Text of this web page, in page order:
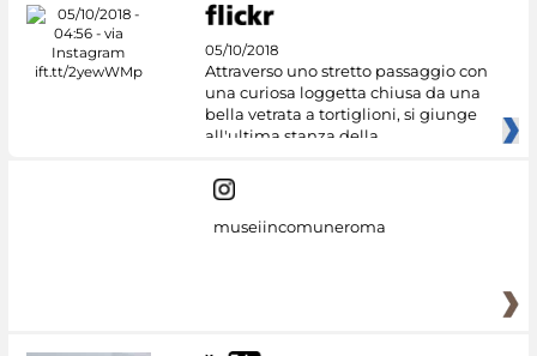
05/10/2018
Attraverso uno stretto passaggio con
una curiosa loggetta chiusa da una
bella vetrata a tortiglioni, si giunge
all'ultima stanza della
museiincomuneroma